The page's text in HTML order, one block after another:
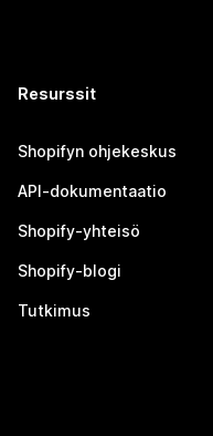
Resurssit
Shopifyn ohjekeskus
API-dokumentaatio
Shopify-yhteisö
Shopify-blogi
Tutkimus